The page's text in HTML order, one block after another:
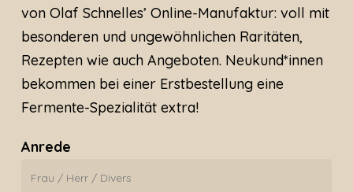
von Olaf Schnelles’ Online-Manufaktur: voll mit
besonderen und ungewöhnlichen Raritäten,
Rezepten wie auch Angeboten. Neukund*innen
bekommen bei einer Erstbestellung eine
Fermente-Spezialität extra!
Anrede